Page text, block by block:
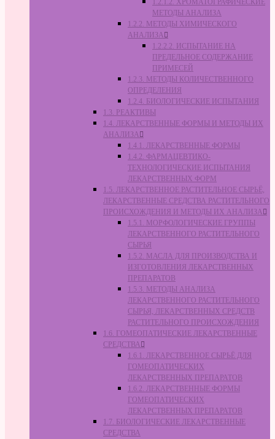
1.2.1.2. ХРОМАТОГРАФИЧЕСКИЕ
МЕТОДЫ АНАЛИЗА
1.2.2. МЕТОДЫ ХИМИЧЕСКОГО
АНАЛИЗА
1.2.2.2. ИСПЫТАНИЕ НА
ПРЕДЕЛЬНОЕ СОДЕРЖАНИЕ
ПРИМЕСЕЙ
1.2.3. МЕТОДЫ КОЛИЧЕСТВЕННОГО
ОПРЕДЕЛЕНИЯ
1.2.4. БИОЛОГИЧЕСКИЕ ИСПЫТАНИЯ
1.3. РЕАКТИВЫ
1.4. ЛЕКАРСТВЕННЫЕ ФОРМЫ И МЕТОДЫ ИХ
АНАЛИЗА
1.4.1. ЛЕКАРСТВЕННЫЕ ФОРМЫ
1.4.2. ФАРМАЦЕВТИКО-
ТЕХНОЛОГИЧЕСКИЕ ИСПЫТАНИЯ
ЛЕКАРСТВЕННЫХ ФОРМ
1.5. ЛЕКАРСТВЕННОЕ РАСТИТЕЛЬНОЕ СЫРЬЁ,
ЛЕКАРСТВЕННЫЕ СРЕДСТВА РАСТИТЕЛЬНОГО
ПРОИСХОЖДЕНИЯ И МЕТОДЫ ИХ АНАЛИЗА
1.5.1. МОРФОЛОГИЧЕСКИЕ ГРУППЫ
ЛЕКАРСТВЕННОГО РАСТИТЕЛЬНОГО
СЫРЬЯ
1.5.2. МАСЛА ДЛЯ ПРОИЗВОДСТВА И
ИЗГОТОВЛЕНИЯ ЛЕКАРСТВЕННЫХ
ПРЕПАРАТОВ
1.5.3. МЕТОДЫ АНАЛИЗА
ЛЕКАРСТВЕННОГО РАСТИТЕЛЬНОГО
СЫРЬЯ, ЛЕКАРСТВЕННЫХ СРЕДСТВ
РАСТИТЕЛЬНОГО ПРОИСХОЖДЕНИЯ
1.6. ГОМЕОПАТИЧЕСКИЕ ЛЕКАРСТВЕННЫЕ
СРЕДСТВА
1.6.1. ЛЕКАРСТВЕННОЕ СЫРЬЁ ДЛЯ
ГОМЕОПАТИЧЕСКИХ
ЛЕКАРСТВЕННЫХ ПРЕПАРАТОВ
1.6.2. ЛЕКАРСТВЕННЫЕ ФОРМЫ
ГОМЕОПАТИЧЕСКИХ
ЛЕКАРСТВЕННЫХ ПРЕПАРАТОВ
1.7. БИОЛОГИЧЕСКИЕ ЛЕКАРСТВЕННЫЕ
СРЕДСТВА